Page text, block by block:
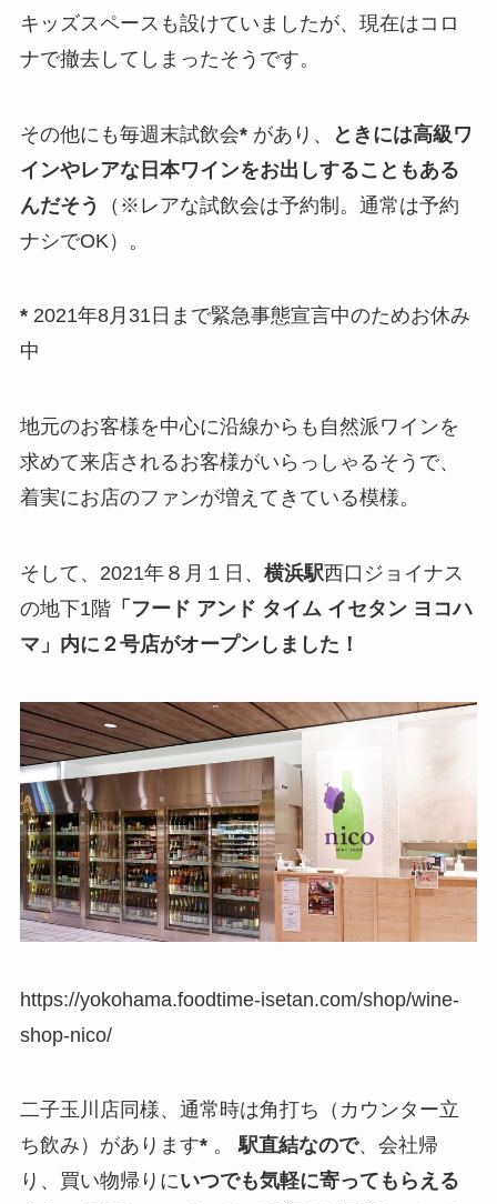
キッズスペースも設けていましたが、現在はコロ
ナで撤去してしまったそうです。
その他にも毎週末試飲会*があり、
ときには高級ワ
インやレアな日本ワインをお出しすることもある
んだそう
（※レアな試飲会は予約制。通常は予約
ナシでOK）。
* 2021年8月31日まで緊急事態宣言中のためお休み
中
地元のお客様を中心に沿線からも自然派ワインを
求めて来店されるお客様がいらっしゃるそうで、
着実にお店のファンが増えてきている模様。
そして、2021年８月１日、 横浜駅西口ジョイナス
の地下1階「フード アンド タイム イセタン ヨコハ
マ」内に２号店がオープンしました！
https://yokohama.foodtime-isetan.com/shop/wine-
shop-nico/
二子玉川店同様、通常時は角打ち（カウンター立
ち飲み）があります* 。駅直結なので、会社帰
り、買い物帰りにいつでも気軽に寄ってもらえる